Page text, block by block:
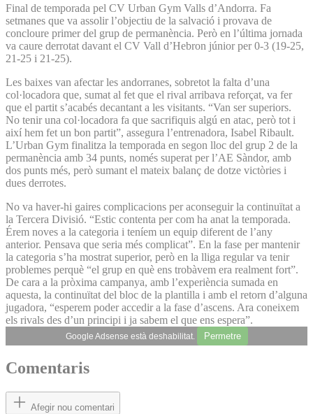
Final de temporada pel CV Urban Gym Valls d’Andorra. Fa
setmanes que va assolir l’objectiu de la salvació i provava de
concloure primer del grup de permanència. Però en l’última jornada
va caure derrotat davant el CV Vall d’Hebron júnior per 0-3 (19-25,
21-25 i 21-25).
Les baixes van afectar les andorranes, sobretot la falta d’una
col·locadora que, sumat al fet que el rival arribava reforçat, va fer
que el partit s’acabés decantant a les visitants. “Van ser superiors.
No tenir una col·locadora fa que sacrifiquis algú en atac, però tot i
així hem fet un bon partit”, assegura l’entrenadora, Isabel Ribault.
L’Urban Gym finalitza la temporada en segon lloc del grup 2 de la
permanència amb 34 punts, només superat per l’AE Sàndor, amb
dos punts més, però sumant el mateix balanç de dotze victòries i
dues derrotes.
No va haver-hi gaires complicacions per aconseguir la continuïtat a
la Tercera Divisió. “Estic contenta per com ha anat la temporada.
Érem noves a la categoria i teníem un equip diferent de l’any
anterior. Pensava que seria més complicat”. En la fase per mantenir
la categoria s’ha mostrat superior, però en la lliga regular va tenir
problemes perquè “el grup en què ens trobàvem era realment fort”.
De cara a la pròxima campanya, amb l’experiència sumada en
aquesta, la continuïtat del bloc de la plantilla i amb el retorn d’alguna
jugadora, “esperem poder accedir a la fase d’ascens. Ara coneixem
els rivals des d’un principi i ja sabem el que ens espera”.
Google Adsense està deshabilitat. Permetre
Comentaris
Afegir nou comentari